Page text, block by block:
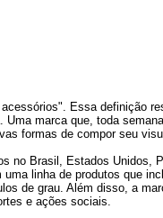
Essa definição
marca que, toda
formas de compor seu
no Brasil, Estados Unidos,
linha de produtos que
de grau. Além disso, a
e ações sociais.